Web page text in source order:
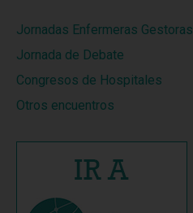
Jornadas Enfermeras Gestoras
Jornada de Debate
Congresos de Hospitales
Otros encuentros